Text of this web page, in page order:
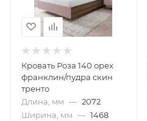
Кровать Роза 140 орех
франклин/пудра скин
тренто
Длина, мм — 2072
Ширина, мм — 1468